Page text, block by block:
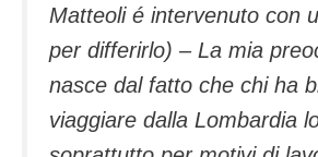
Matteoli é intervenuto con
per differirlo) – La mia
nasce dal fatto che chi ha
viaggiare dalla Lombardia